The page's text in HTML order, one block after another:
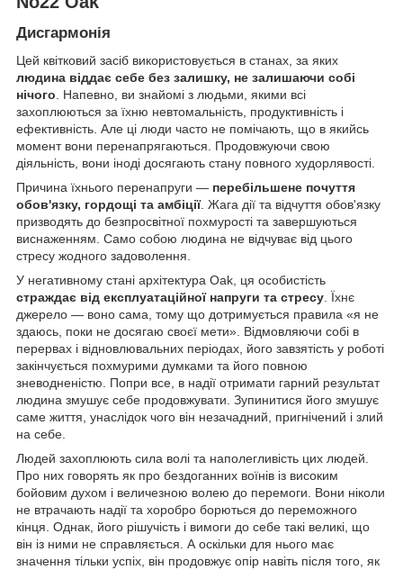
Дисгармонія
Цей квітковий засіб використовується в станах, за яких
людина віддає себе без залишку, не залишаючи собі
нічого. Напевно, ви знайомі з людьми, якими всі
захоплюються за їхню невтомальність, продуктивність і
ефективність. Але ці люди часто не помічають, що в якийсь
момент вони перенапрягаються. Продовжуючи свою
діяльність, вони іноді досягають стану повного худорлявості.
Причина їхнього перенапруги — перебільшене почуття
обов'язку, гордощі та амбіції. Жага дії та відчуття обов'язку
призводять до безпросвітної похмурості та завершуються
виснаженням. Само собою людина не відчуває від цього
стресу жодного задоволення.
У негативному стані архітектура Oak, ця особистість
страждає від експлуатаційної напруги та стресу. Їхнє
джерело — воно сама, тому що дотримується правила «я не
здаюсь, поки не досягаю своєї мети». Відмовляючи собі в
перервах і відновлювальних періодах, його завзятість у роботі
закінчується похмурими думками та його повною
зневодненістю. Попри все, в надії отримати гарний результат
людина змушує себе продовжувати. Зупинитися його змушує
саме життя, унаслідок чого він незачадний, пригнічений і злий
на себе.
Людей захоплюють сила волі та наполегливість цих людей.
Про них говорять як про бездоганних воїнів із високим
бойовим духом і величезною волею до перемоги. Вони ніколи
не втрачають надії та хоробро борються до переможного
кінця. Однак, його рішучість і вимоги до себе такі великі, що
він із ними не справляється. А оскільки для нього має
значення тільки успіх, він продовжує опір навіть після того, як